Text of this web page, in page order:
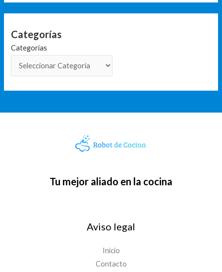
Categorías
Categorías
Tu mejor aliado en la cocina
Aviso legal
Inicio
Contacto